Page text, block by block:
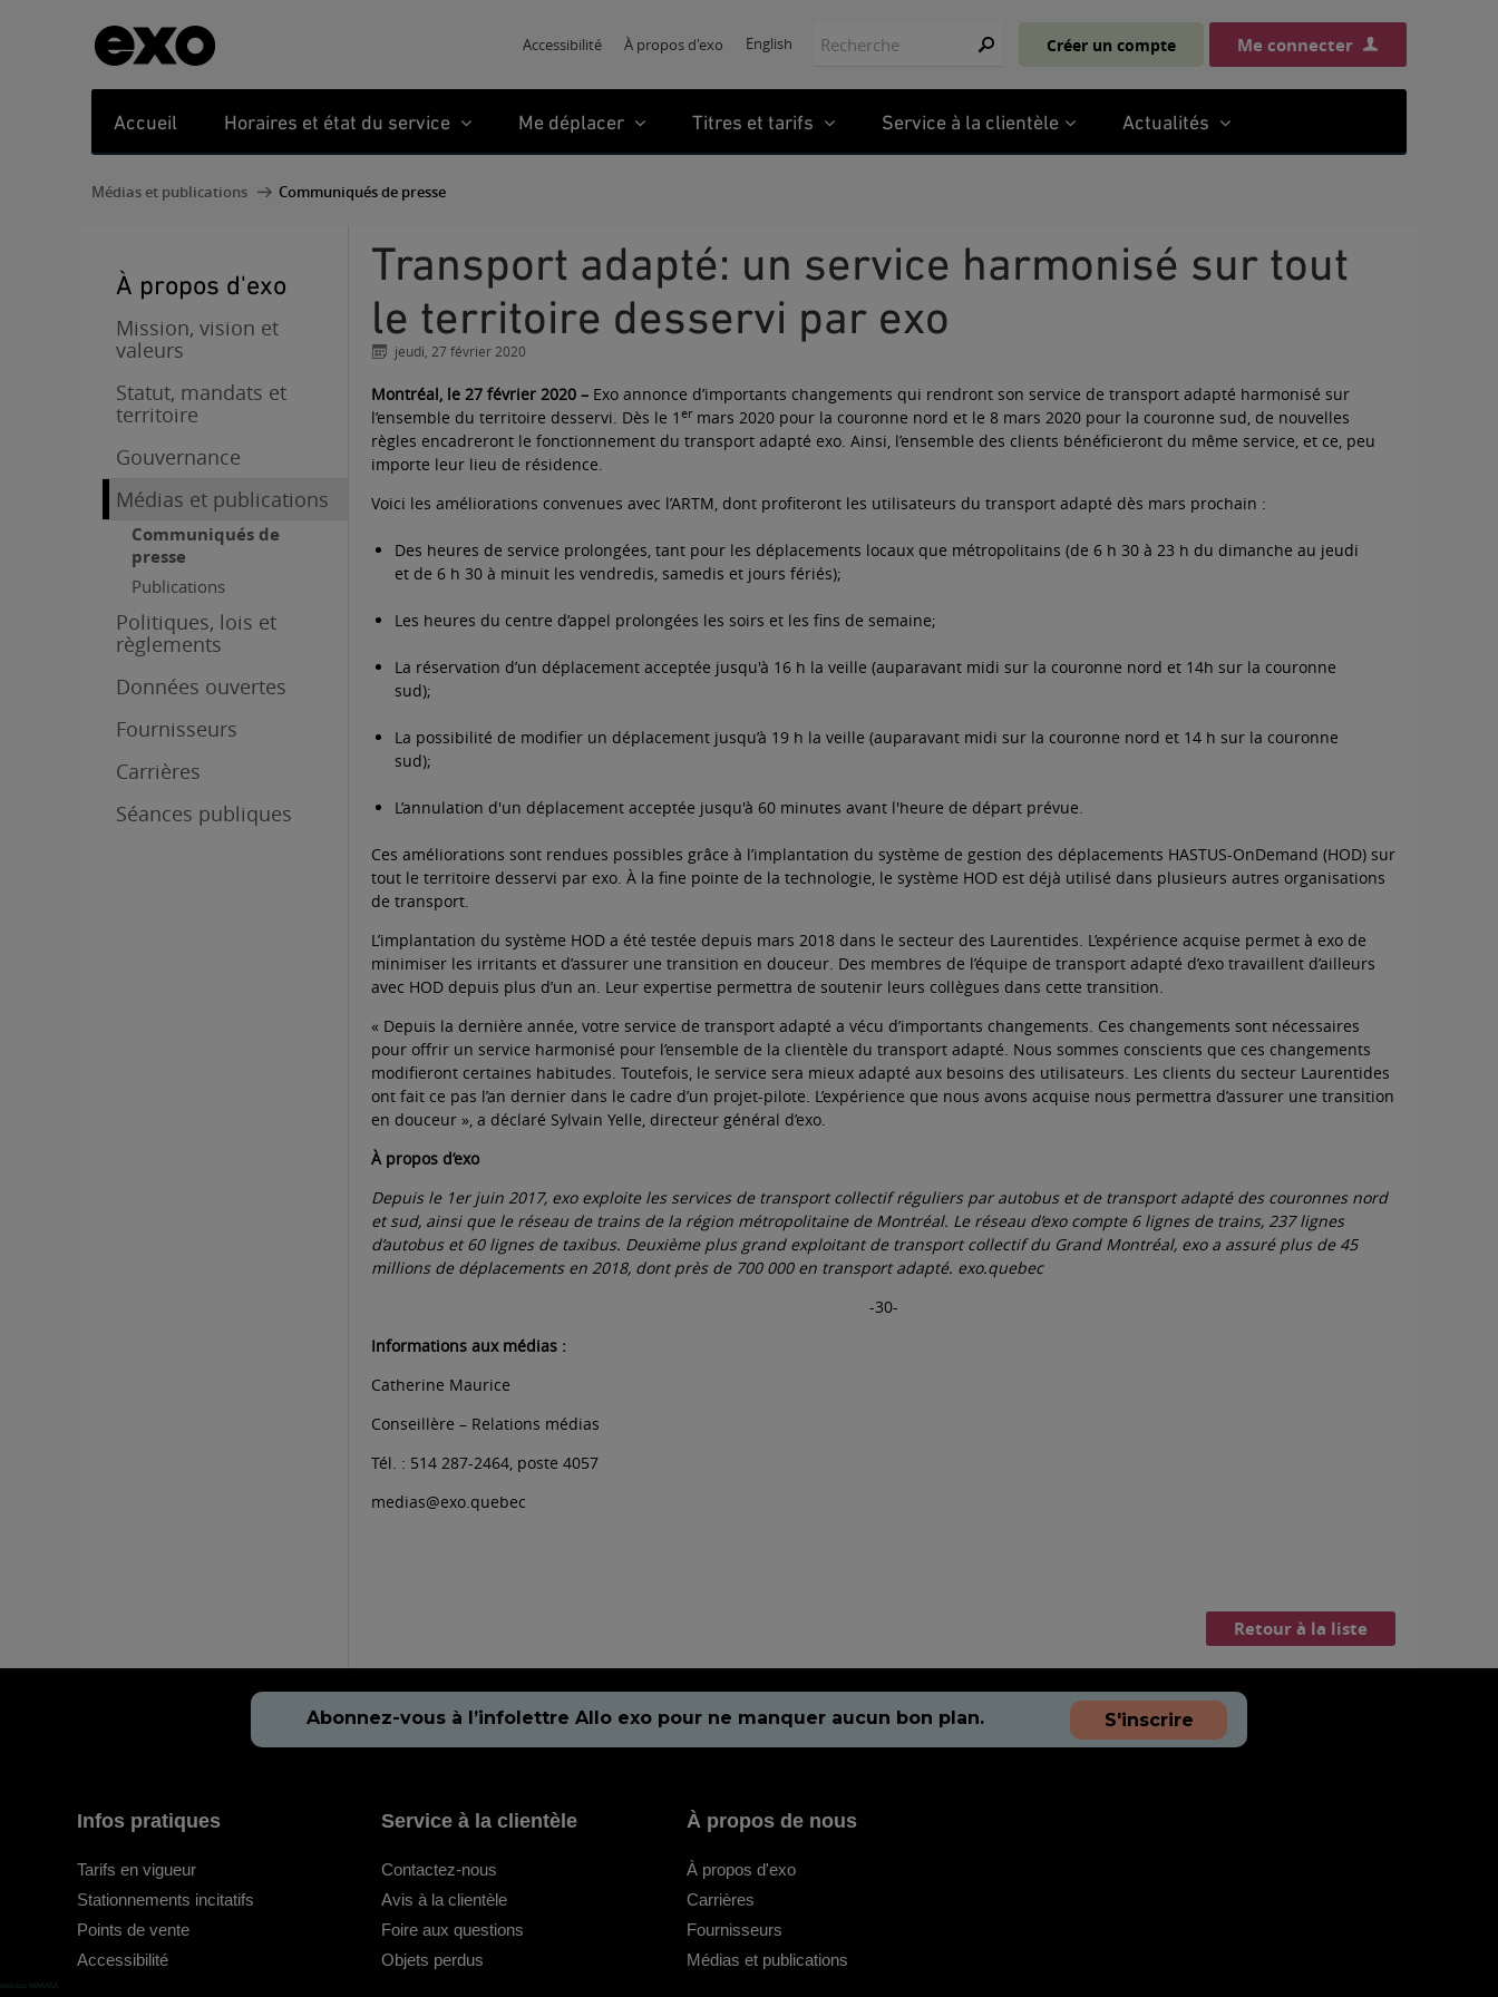
Accessibilité À propos d'exo English Créer un compte Me connecter
Accueil Horaires et état du service Me déplacer Titres et tarifs Service à la clientèle Actualités
Médias et publications Communiqués de presse
À propos d'exo
Mission, vision et
valeurs
Statut, mandats et
territoire
Gouvernance
Médias et publications
Communiqués de
presse
Publications
Politiques, lois et
règlements
Données ouvertes
Fournisseurs
Carrières
Séances publiques
Transport adapté: un service harmonisé sur tout
le territoire desservi par exo
jeudi, 27 février 2020
Montréal, le 27 février 2020 – Exo annonce d’importants changements qui rendront son service de transport adapté harmonisé sur
l’ensemble du territoire desservi. Dès le 1 ermars 2020 pour la couronne nord et le 8 mars 2020 pour la couronne sud, de nouvelles
règles encadreront le fonctionnement du transport adapté exo. Ainsi, l’ensemble des clients bénéficieront du même service, et ce, peu
importe leur lieu de résidence.
Voici les améliorations convenues avec l’ARTM, dont profiteront les utilisateurs du transport adapté dès mars prochain :
Des heures de service prolongées, tant pour les déplacements locaux que métropolitains (de 6 h 30 à 23 h du dimanche au jeudi
et de 6 h 30 à minuit les vendredis, samedis et jours fériés);
Les heures du centre d’appel prolongées les soirs et les fins de semaine;
La réservation d’un déplacement acceptée jusqu'à 16 h la veille (auparavant midi sur la couronne nord et 14h sur la couronne
sud);
La possibilité de modifier un déplacement jusqu’à 19 h la veille (auparavant midi sur la couronne nord et 14 h sur la couronne
sud);
L’annulation d'un déplacement acceptée jusqu'à 60 minutes avant l'heure de départ prévue.
Ces améliorations sont rendues possibles grâce à l’implantation du système de gestion des déplacements HASTUS-OnDemand (HOD) sur
tout le territoire desservi par exo. À la fine pointe de la technologie, le système HOD est déjà utilisé dans plusieurs autres organisations
de transport.
L’implantation du système HOD a été testée depuis mars 2018 dans le secteur des Laurentides. L’expérience acquise permet à exo de
minimiser les irritants et d’assurer une transition en douceur. Des membres de l’équipe de transport adapté d’exo travaillent d’ailleurs
avec HOD depuis plus d’un an. Leur expertise permettra de soutenir leurs collègues dans cette transition.
« Depuis la dernière année, votre service de transport adapté a vécu d’importants changements. Ces changements sont nécessaires
pour offrir un service harmonisé pour l’ensemble de la clientèle du transport adapté. Nous sommes conscients que ces changements
modifieront certaines habitudes. Toutefois, le service sera mieux adapté aux besoins des utilisateurs. Les clients du secteur Laurentides
ont fait ce pas l’an dernier dans le cadre d’un projet-pilote. L’expérience que nous avons acquise nous permettra d’assurer une transition
en douceur », a déclaré Sylvain Yelle, directeur général d’exo.
À propos d’exo
Depuis le 1er juin 2017, exo exploite les services de transport collectif réguliers par autobus et de transport adapté des couronnes nord
et sud, ainsi que le réseau de trains de la région métropolitaine de Montréal. Le réseau d’exo compte 6 lignes de trains, 237 lignes
d’autobus et 60 lignes de taxibus. Deuxième plus grand exploitant de transport collectif du Grand Montréal, exo a assuré plus de 45
millions de déplacements en 2018, dont près de 700 000 en transport adapté. exo.quebec
-30-
Informations aux médias :
Catherine Maurice
Conseillère – Relations médias
Tél. : 514 287-2464, poste 4057
medias@exo.quebec
Retour à la liste
Abonnez-vous à l’infolettre Allo exo pour ne manquer aucun bon plan. S'inscrire
Infos pratiques
Tarifs en vigueur
Stationnements incitatifs
Points de vente
Accessibilité
Service à la clientèle
Contactez-nous
Avis à la clientèle
Foire aux questions
Objets perdus
À propos de nous
À propos d'exo
Carrières
Fournisseurs
Médias et publications
wakasa WAKASA